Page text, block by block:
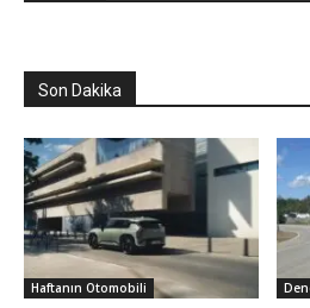
Son Dakika
Haftanın Otomobili